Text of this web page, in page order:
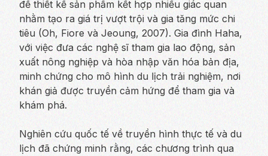
để thiết kế sản phẩm kết hợp nhiều giác quan
nhằm tạo ra giá trị vượt trội và gia tăng mức chi
tiêu (Oh, Fiore và Jeoung, 2007). Gia đình Haha,
với việc đưa các nghệ sĩ tham gia lao động, sản
xuất nông nghiệp và hòa nhập văn hóa bản địa,
minh chứng cho mô hình du lịch trải nghiệm, nơi
khán giả được truyền cảm hứng để tham gia và
khám phá.
Nghiên cứu quốc tế về truyền hình thực tế và du
lịch đã chứng minh rằng, các chương trình qua